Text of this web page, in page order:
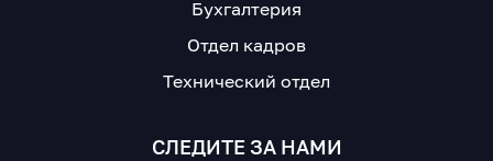
Бухгалтерия
Отдел кадров
Технический отдел
СЛЕДИТЕ ЗА НАМИ